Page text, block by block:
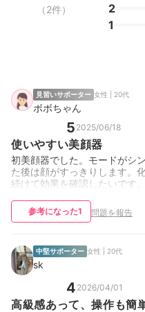
（2件） 2
1
見習いサポーター 女性 | 20代
ボボちゃん
5 2025/06/18
使いやすい美顔器
初美顔器でした。モードがシ
た後は顔がすっきりします。
続けて効果を確認したいです。
参考になった1 問題を報告
中堅サポーター 女性 | 20代
sk
4 2026/04/01
高級感あって、操作も簡